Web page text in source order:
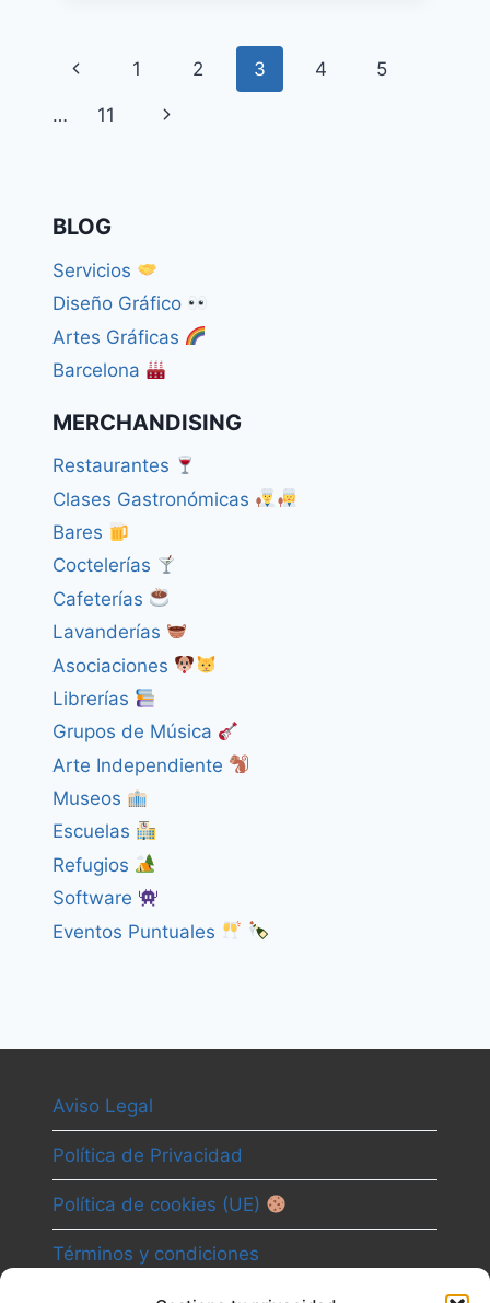
Navegación
de
Página
anterior
1 2 3 4 5
… 11
Siguiente
BLOG
Servicios
Diseño Gráfico
Artes Gráficas
Barcelona
MERCHANDISING
Restaurantes
Clases Gastronómicas
Bares
Coctelerías
Cafeterías
Lavanderías
Asociaciones
Librerías
Grupos de Música
Arte Independiente
Museos
Escuelas
Refugios
Software
Eventos Puntuales
Aviso Legal
Política de Privacidad
Política de cookies (UE)
Términos y condiciones